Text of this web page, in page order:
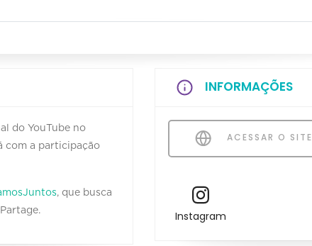
do YouTube no
com a participação
, que busca
INFORMAÇÕES
ACESSAR O SITE
Instagram